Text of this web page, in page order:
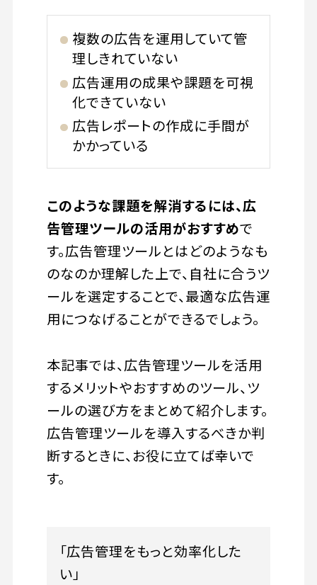
複数の広告を運用していて管
理しきれていない
広告運用の成果や課題を可視
化できていない
広告レポートの作成に手間が
かかっている
このような課題を解消するには、広
告管理ツールの活用がおすすめで
す。広告管理ツールとはどのようなも
のなのか理解した上で、自社に合うツ
ールを選定することで、最適な広告運
用につなげることができるでしょう。
本記事では、広告管理ツールを活用
するメリットやおすすめのツール、ツ
ールの選び方をまとめて紹介します。
広告管理ツールを導入するべきか判
断するときに、お役に立てば幸いで
す。
「広告管理をもっと効率化した
い」